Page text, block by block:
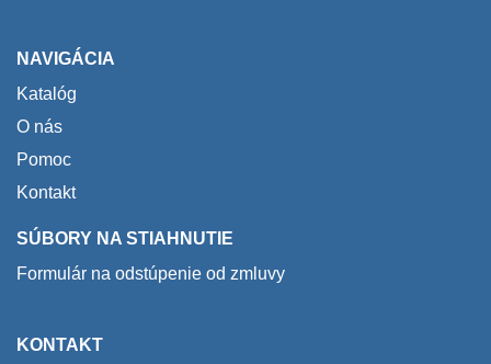
NAVIGÁCIA
Katalóg
O nás
Pomoc
Kontakt
SÚBORY NA STIAHNUTIE
Formulár na odstúpenie od zmluvy
KONTAKT